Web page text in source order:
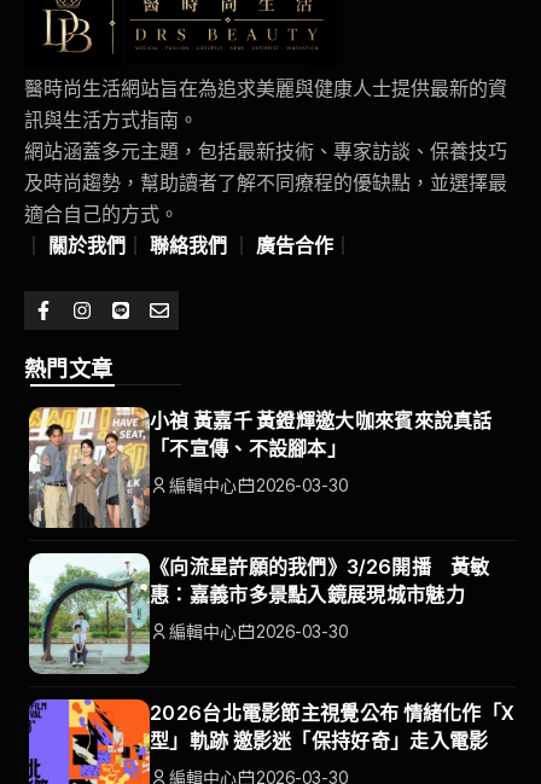
醫時尚生活網站旨在為追求美麗與健康人士提供最新的資
訊與生活方式指南。
網站涵蓋多元主題，包括最新技術、專家訪談、保養技巧
及時尚趨勢，幫助讀者了解不同療程的優缺點，並選擇最
適合自己的方式。
關於我們 聯絡我們 廣告合作
熱門文章
小禎 黃嘉千 黃鐙輝邀大咖來賓來說真話
「不宣傳、不設腳本」
編輯中心 2026-03-30
《向流星許願的我們》3/26開播 黃敏
惠：嘉義市多景點入鏡展現城市魅力
編輯中心 2026-03-30
2026台北電影節主視覺公布 情緒化作「X
型」軌跡 邀影迷「保持好奇」走入電影
編輯中心 2026-03-30